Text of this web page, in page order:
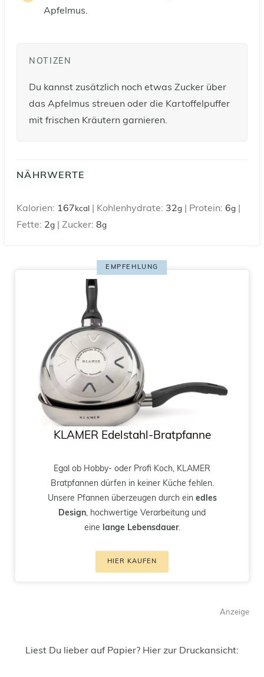
Apfelmus.
NOTIZEN
Du kannst zusätzlich noch etwas Zucker über
das Apfelmus streuen oder die Kartoffelpuffer
mit frischen Kräutern garnieren.
NÄHRWERTE
Kalorien: 167 kcal Kohlenhydrate: 32g Protein: 6g
Fette: 2g Zucker: 8g
EMPFEHLUNG
KLAMER Edelstahl- Bratpfanne
Egal ob Hobby- oder Profi Koch, KLAMER
Bratpfannen dürfen in keiner Küche fehlen.
Unsere Pfannen überzeugen durch ein edles
Design, hochwertige Verarbeitung und
eine lange Lebensdauer.
HIER KAUFEN
Anzeige
Liest Du lieber auf Papier? Hier zur Druckansicht: